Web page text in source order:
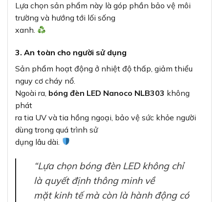
Lựa chọn sản phẩm này là góp phần bảo vệ môi
trường và hướng tới lối sống
xanh.
3. An toàn cho người sử dụng
Sản phẩm hoạt động ở nhiệt độ thấp, giảm thiểu
nguy cơ cháy nổ.
Ngoài ra, bóng đèn LED Nanoco NLB303 không
phát
ra tia UV và tia hồng ngoại, bảo vệ sức khỏe người
dùng trong quá trình sử
dụng lâu dài.
“Lựa chọn bóng đèn LED không chỉ
là quyết định thông minh về
mặt kinh tế mà còn là hành động có